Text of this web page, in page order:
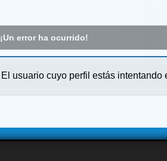
¡Un error ha ocurrido!
El usuario cuyo perfil estás intentando